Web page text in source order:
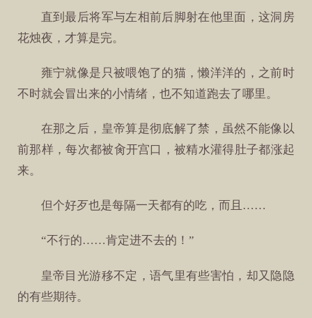
直到最后将军与左相前后脚射在他里面，这洞房
花烛夜，才算是完。
雍宁就像是只被喂饱了的猫，懒洋洋的，之前时
不时就会冒出来的小情绪，也不知道跑去了哪里。
在那之后，皇帝算是彻底解了禁，虽然不能像以
前那样，每次都被肏开宫口，被精水灌得肚子都涨起
来。
但个好歹也是每隔一天都有的吃，而且……
“不行的……肯定进不去的！”
皇帝目光游移不定，语气里有些害怕，却又隐隐
的有些期待。